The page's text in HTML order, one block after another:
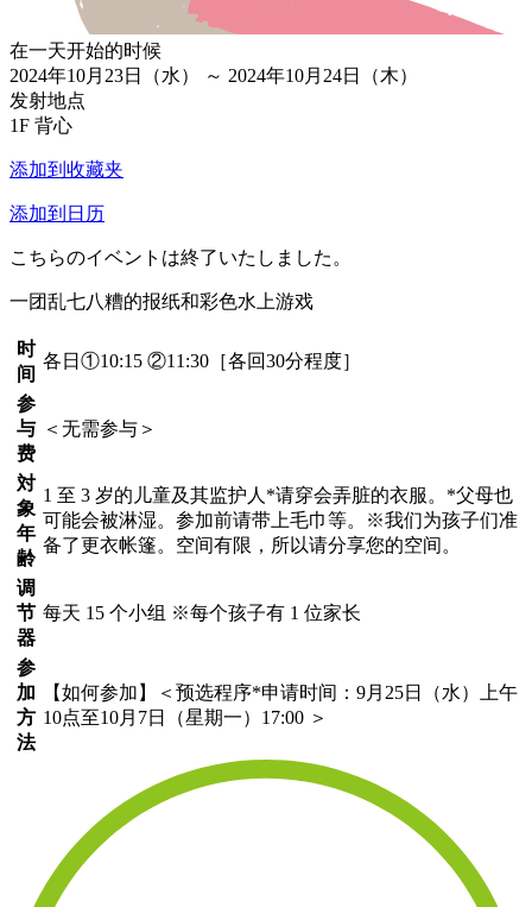
在一天开始的时候
2024年10月23日（水） ～ 2024年10月24日（木）
发射地点
1F 背心
添加到收藏夹
添加到日历
こちらのイベントは終了いたしました。
一团乱七八糟的报纸和彩色水上游戏
时
间
各日①10:15 ②11:30［各回30分程度］
参
与
费
＜无需参与＞
対
象
年
齢
1 至 3 岁的儿童及其监护人*请穿会弄脏的衣服。*父母也
可能会被淋湿。参加前请带上毛巾等。※我们为孩子们准
备了更衣帐篷。空间有限，所以请分享您的空间。
调
节
器
每天 15 个小组 ※每个孩子有 1 位家长
参
加
方
法
【如何参加】＜预选程序*申请时间：9月25日（水）上午
10点至10月7日（星期一）17:00 ＞